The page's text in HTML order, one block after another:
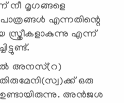
നീ മൃഗങ്ങളെ
എന്നതിന്റെ
എന്ന്
അനസ്(റ)
ഒരു
അന്‍ജശ